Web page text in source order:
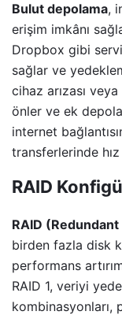
Bulut depolama,
erişim imkânı
Dropbox gibi
sağlar ve
cihaz arızası
önler ve ek
internet
transferlerinde hız
RAID
RAID
birden fazla disk
performans
RAID 1, veriyi
kombinasyonları,